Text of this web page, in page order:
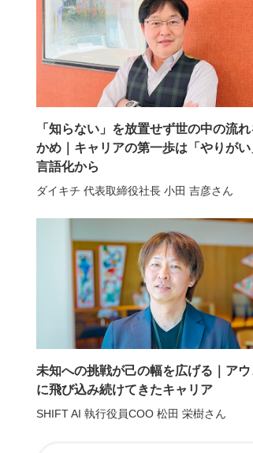
「知らない」を放置せず世の中の流
かめ｜キャリアの第一歩は「やりが
言語化から
ダイキチ 代表取締役社長 小田 吉彦さん
未知への挑戦が己の幅を広げる｜アウ
に飛び込み続けてきたキャリア
SHIFT AI 執行役員COO 松田 栄樹さん